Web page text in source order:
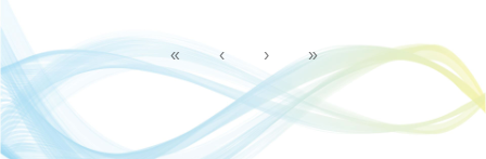
« ‹ › »